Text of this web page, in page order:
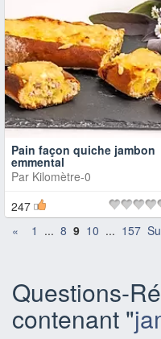
Pain façon quiche jambon
emmental
Par Kilomètre-0
247
« 1 ... 8 9 10 ... 157
Questions-
contenant "